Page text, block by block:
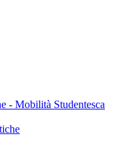
- Mobilità Studentesca